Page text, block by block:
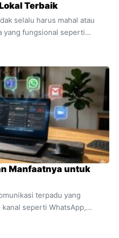
Terbaik
selalu harus mahal atau
yang fungsional seperti
berkesan. Temukan alasan
mendukung aktivitasnya.
Manfaatnya untuk
terpadu yang
seperti WhatsApp,
satu dashboard.